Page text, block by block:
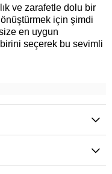
ve zarafetle dolu bir
için şimdi
en uygun
seçerek bu sevimli